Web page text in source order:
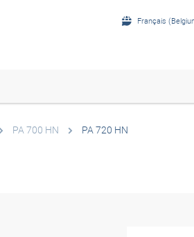
Français
PA 700 HN PA 720 HN